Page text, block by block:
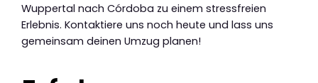
Wuppertal nach Córdoba zu einem stressfreien
Erlebnis. Kontaktiere uns noch heute und lass uns
gemeinsam deinen Umzug planen!